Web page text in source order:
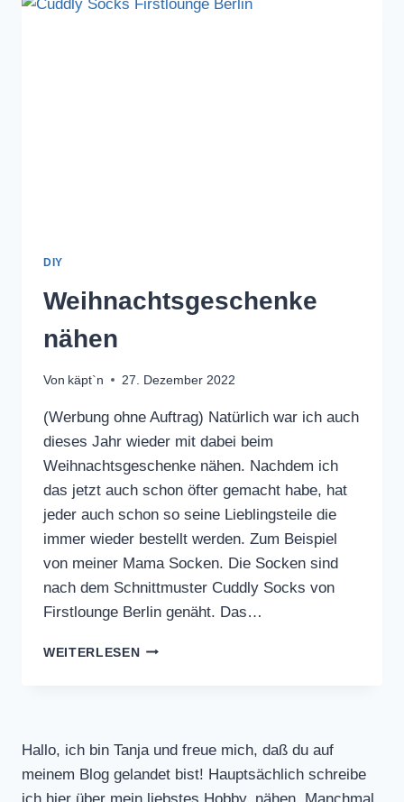
DIY
Weihnachtsgeschenke
nähen
Von käpt`n 27. Dezember 2022
(Werbung ohne Auftrag) Natürlich war ich auch
dieses Jahr wieder mit dabei beim
Weihnachtsgeschenke nähen. Nachdem ich
das jetzt auch schon öfter gemacht habe, hat
jeder auch schon so seine Lieblingsteile die
immer wieder bestellt werden. Zum Beispiel
von meiner Mama Socken. Die Socken sind
nach dem Schnittmuster Cuddly Socks von
Firstlounge Berlin genäht. Das…
WEITERLESENWEIHNACHTSGESCHENKE
Hallo, ich bin Tanja und freue mich, daß du auf
meinem Blog gelandet bist! Hauptsächlich schreibe
ich hier über mein liebstes Hobby, nähen. Manchmal